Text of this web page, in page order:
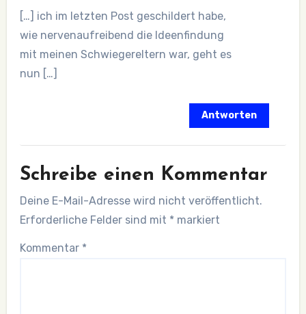
[…] ich im letzten Post geschildert habe,
wie nervenaufreibend die Ideenfindung
mit meinen Schwiegereltern war, geht es
nun […]
Antworten
Schreibe einen Kommentar
Deine E-Mail-Adresse wird nicht veröffentlicht.
Erforderliche Felder sind mit * markiert
Kommentar *